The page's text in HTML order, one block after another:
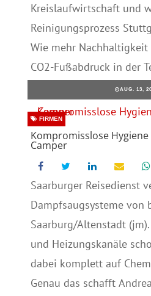
Kreislaufwirtschaft und
Reinigungsprozess
Wie mehr
CO2-Fußabdruck in der
AUG. 13,
Kompromisslose
Camper
FIRMEN
Saarburger Reisedienst
Dampfsaugsysteme von
Saarburg/Altenstadt
und Heizungskanäle
dabei komplett auf
Genau das schafft